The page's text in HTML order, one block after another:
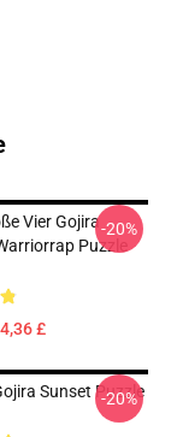
Vier Gojira
Puzzle
£
-20%
Sunset Puzzle
-20%